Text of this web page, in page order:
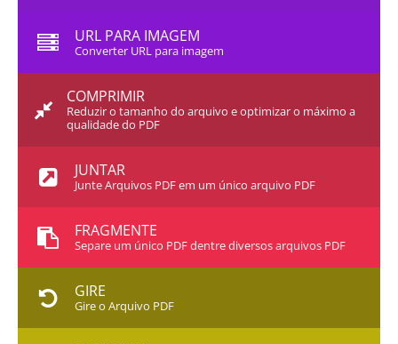
URL PARA IMAGEM
Converter URL para imagem
COMPRIMIR
Reduzir o tamanho do arquivo e optimizar o máximo a
qualidade do PDF
JUNTAR
Junte Arquivos PDF em um único arquivo PDF
FRAGMENTE
Separe um único PDF dentre diversos arquivos PDF
GIRE
Gire o Arquivo PDF